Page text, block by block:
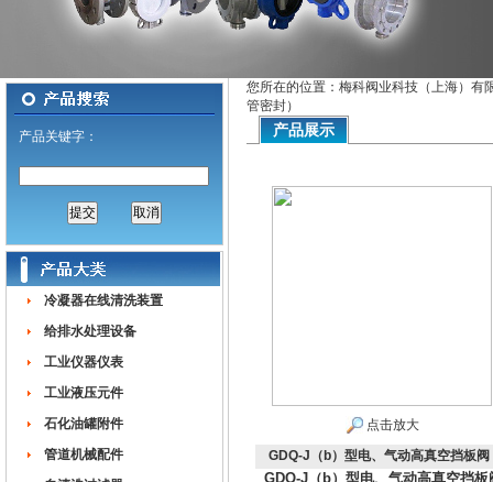
产品关键字：
冷凝器在线清洗装置
给排水处理设备
工业仪器仪表
工业液压元件
石化油罐附件
管道机械配件
您所在的位置：梅科阀业科技（上海）有
管密封）
产品展示
点击放大
GDQ-J（b）型电、气动高真空挡板
GDQ-J（b）型电、气动高真空挡